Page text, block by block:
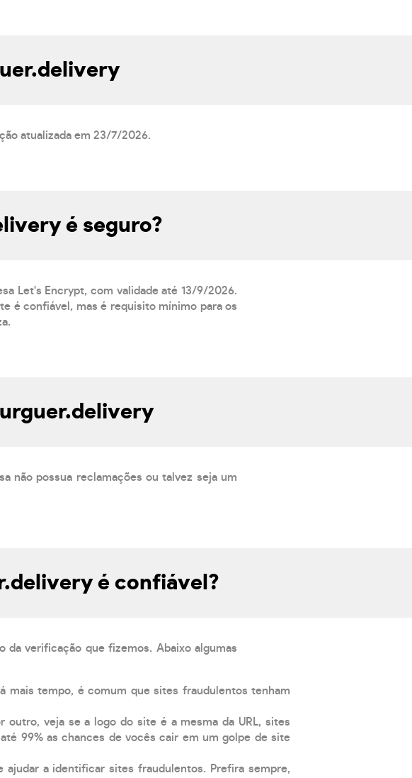
atualizada em 23/7/2026.
é seguro?
Let's Encrypt, com validade até 13/9/2026.
é confiável, mas é requisito mínimo para os
não possua reclamações ou talvez seja um
é confiável?
da verificação que fizemos. Abaixo algumas
mais tempo, é comum que sites fraudulentos tenham
veja se a logo do site é a mesma da URL, sites
99% as chances de vocês cair em um golpe de site
a identificar sites fraudulentos. Prefira sempre,